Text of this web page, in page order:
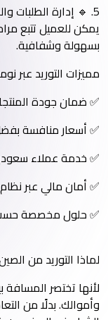
5. 🔹 إدارة الطلبات والمتابعة عبر المنصة
يمكن للعميل تتبع
بسهولة وشفافية.
مميزات التوريد عبر
✅ ضمان جودة
✅ أسعار منافسة
✅ خدمة عملاء
✅ أمان مالي عبر
✅ حلول مخصصة حسب
لماذا التوريد من
لأنها تختصر
وأموالك. بدلًا من